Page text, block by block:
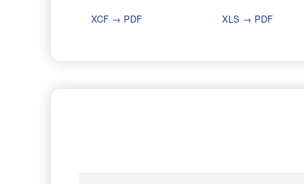
XCF → PDF
XLS → PDF